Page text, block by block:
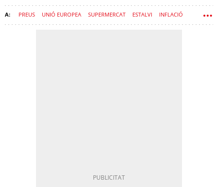
PREUS UNIÓ EUROPEA SUPERMERCAT ESTALVI INFLACIÓ